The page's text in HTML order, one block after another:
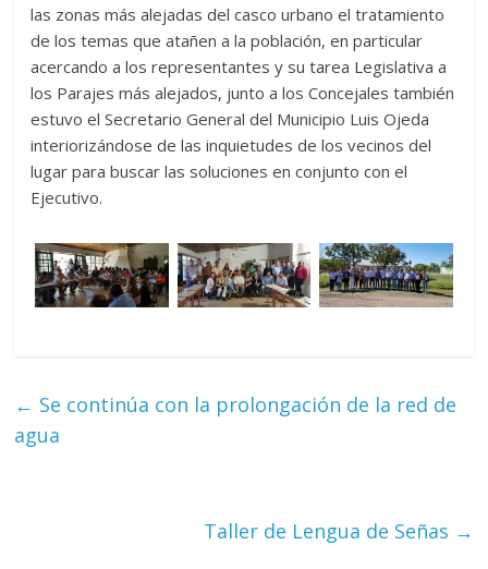
las zonas más alejadas del casco urbano el tratamiento
de los temas que atañen a la población, en particular
acercando a los representantes y su tarea Legislativa a
los Parajes más alejados, junto a los Concejales también
estuvo el Secretario General del Municipio Luis Ojeda
interiorizándose de las inquietudes de los vecinos del
lugar para buscar las soluciones en conjunto con el
Ejecutivo.
← Se continúa con la prolongación de la red de
agua
Taller de Lengua de Señas →